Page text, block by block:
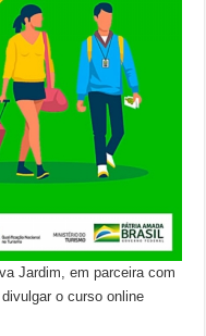
Jardim, em parceira com
o curso online